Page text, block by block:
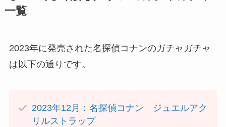
一覧
2023年に発売された名探偵コナンのガチャガチャ
は以下の通りです。
2023年12月：名探偵コナン ジュエルアク
リルストラップ